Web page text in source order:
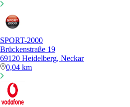
SPORT-2000
Brückenstraße 19
69120 Heidelberg, Neckar
0,04 km